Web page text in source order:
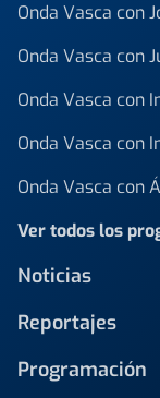
Onda Vasca con
Onda Vasca con
Onda Vasca con
Onda Vasca con
Onda Vasca con
Ver todos los
Noticias
Reportajes
Programación